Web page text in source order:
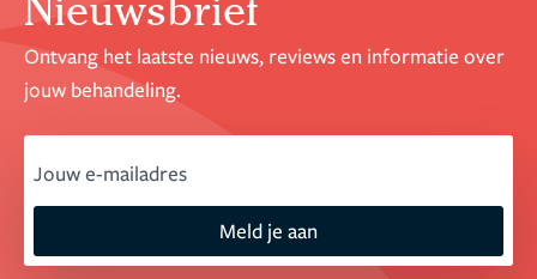
Nieuwsbrief
Ontvang het laatste nieuws, reviews en informatie over
jouw behandeling.
Meld je aan